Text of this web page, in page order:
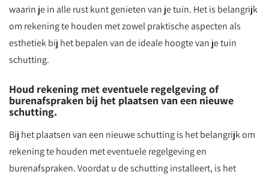
waarin je in alle rust kunt genieten van je tuin. Het is belangrijk
om rekening te houden met zowel praktische aspecten als
esthetiek bij het bepalen van de ideale hoogte van je tuin
schutting.
Houd rekening met eventuele regelgeving of
burenafspraken bij het plaatsen van een nieuwe
schutting.
Bij het plaatsen van een nieuwe schutting is het belangrijk om
rekening te houden met eventuele regelgeving en
burenafspraken. Voordat u de schutting installeert, is het